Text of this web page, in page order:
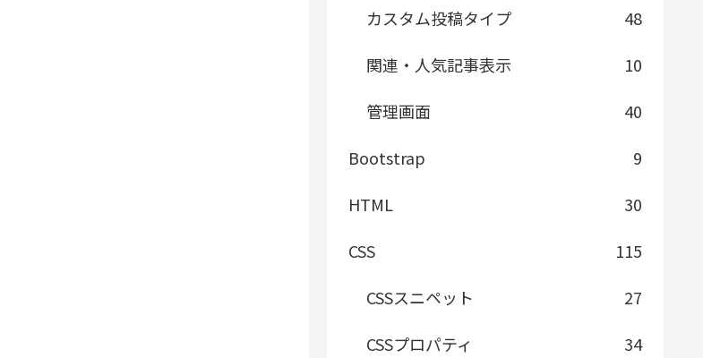
カスタム投稿タイプ
48
関連・人気記事表示
10
管理画面
40
Bootstrap
9
HTML
30
CSS
115
CSSスニペット
27
CSSプロパティ
34